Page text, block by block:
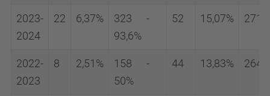
2023-
2024
22 6,37%
323 -
93,6%
52 15,07% 271
2022-
2023
8 2,51%
158 -
50%
44 13,83% 264